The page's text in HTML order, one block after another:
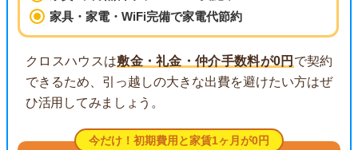
家具・家電・WiFi完備で家電代節約
クロスハウスは敷金・礼金・仲介手数料が0円 で契約
できるため、引っ越しの大きな出費を避けたい方はぜ
ひ活用してみましょう。
今だけ！初期費用と家賃1ヶ月が0円